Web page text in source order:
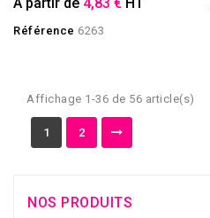
Référence 6263
Affichage 1-36 de 56 article(s)
1 2
NOS PRODUITS